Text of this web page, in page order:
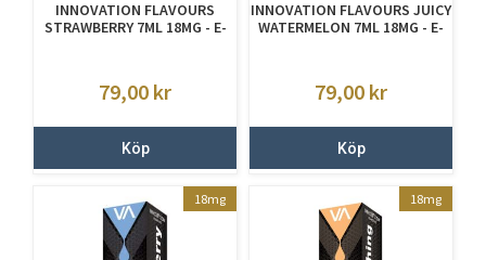
INNOVATION FLAVOURS
STRAWBERRY 7ML 18MG - E-
79,00 kr
Köp
INNOVATION FLAVOURS JUICY
WATERMELON 7ML 18MG - E-
79,00 kr
Köp
18mg 18mg